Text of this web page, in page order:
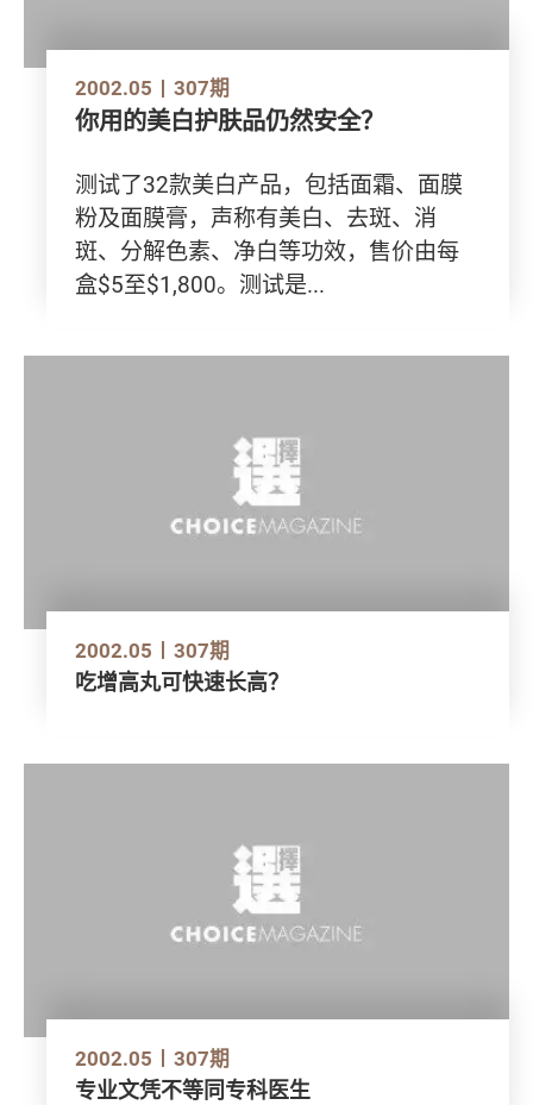
2002.05 307期
你用的美白护肤品仍然安全？
测试了32款美白产品，包括面霜、面膜
粉及面膜膏，声称有美白、去斑、消
斑、分解色素、净白等功效，售价由每
盒$5至$1,800。测试是...
2002.05 307期
吃增高丸可快速长高？
2002.05 307期
专业文凭不等同专科医生